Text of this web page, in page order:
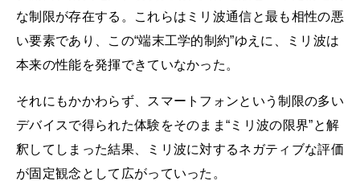
な制限が存在する。これらはミリ波通信と最も相性の悪
い要素であり、この“端末工学的制約”ゆえに、ミリ波は
本来の性能を発揮できていなかった。
それにもかかわらず、スマートフォンという制限の多い
デバイスで得られた体験をそのまま“ミリ波の限界”と解
釈してしまった結果、ミリ波に対するネガティブな評価
が固定観念として広がっていった。